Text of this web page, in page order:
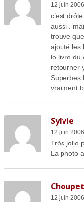
12 juin 2006
c’est
aussi ,
trouve
ajouté les
le livre du
retourner
Superbes
vraiment
Sylvie
12 juin 2006
Très jolie
La photo
12 juin 2006